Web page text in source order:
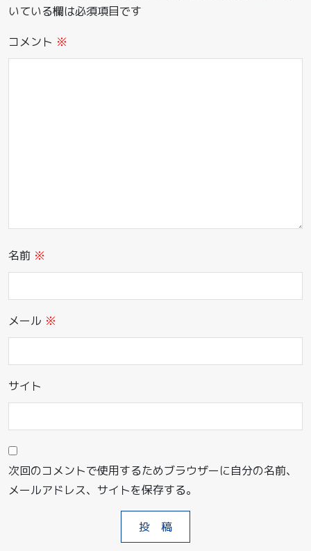
いている欄は必須項目です
コメント ※
名前 ※
メール ※
サイト
次回のコメントで使用するためブラウザーに自分の名前、
メールアドレス、サイトを保存する。